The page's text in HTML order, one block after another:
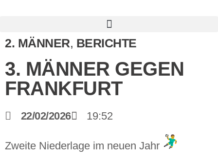
2. MÄNNER, BERICHTE
3. MÄNNER GEGEN
FRANKFURT
22/02/2026 19:52
Zweite Niederlage im neuen Jahr